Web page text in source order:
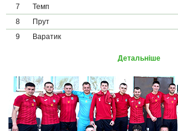
7
Темп
8
Прут
9
Варатик
Детальніше